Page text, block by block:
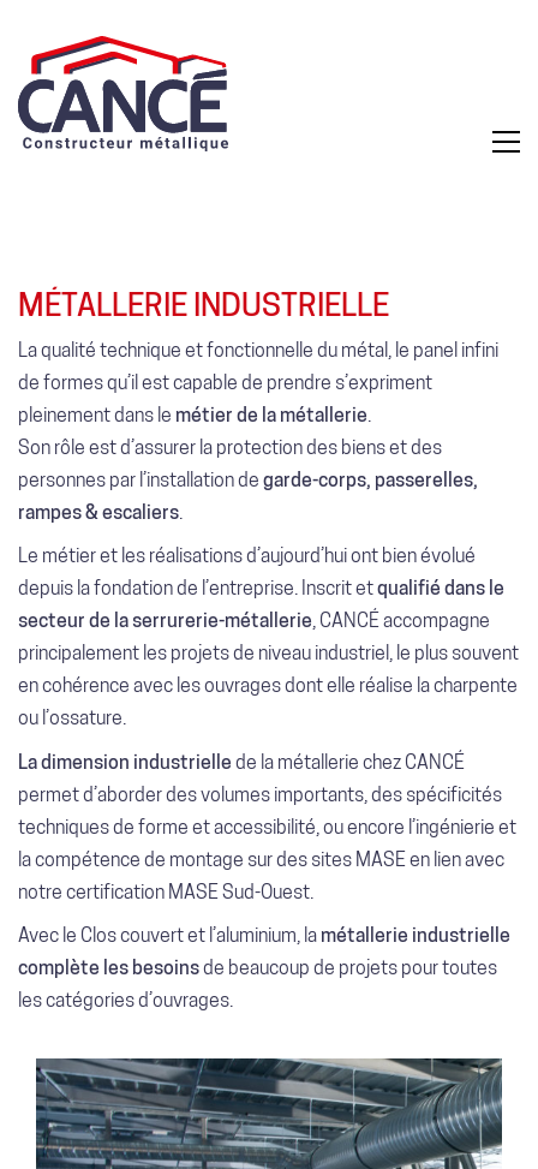
MÉTALLERIE INDUSTRIELLE
La qualité technique et fonctionnelle du métal, le panel infini
de formes qu’il est capable de prendre s’expriment
pleinement dans le métier de la métallerie
Son rôle est d’assurer la protection des biens et des
personnes par l’installation de garde-corps, passerelles,
rampes & escaliers
Le métier et les réalisations d’aujourd’hui ont bien évolué
depuis la fondation de l’entreprise. Inscrit etqualifié dans le
secteur de la serrurerie-métallerie, CANCÉ accompagne
principalement les projets de niveau industriel, le plus souvent
en cohérence avec les ouvrages dont elle réalise la charpente
ou l’ossature.
La dimension industrielle de la métallerie chez CANCÉ
permet d’aborder des volumes importants, des spécificités
techniques de forme et accessibilité, ou encore l’ingénierie et
la compétence de montage sur des sites MASE en lien avec
notre certification MASE Sud-Ouest.
Avec le Clos couvert et l’aluminium, la métallerie industrielle
complète les besoinsde beaucoup de projets pour toutes
les catégories d’ouvrages.